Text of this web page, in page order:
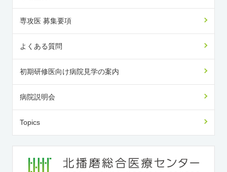
専攻医 募集要項
よくある質問
初期研修医向け病院見学の案内
病院説明会
Topics